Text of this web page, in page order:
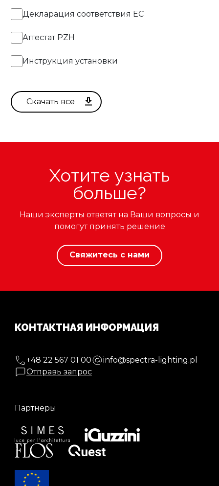
Тип управления
Декларация соответствия EC
Аттестат PZH
Инструкция установки
Хотите узнать
больше?
Наши эксперты ответят на Ваши вопросы и
помогут принять решение
Свяжитесь с нами
КОНТАКТНАЯ ИНФОРМАЦИЯ
+48 22 567 01 00
info@spectra-lighting.pl
Отправь запрос
Партнеры